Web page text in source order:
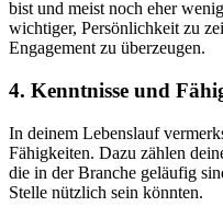
bist und meist noch eher
wichtiger, Persönlichkeit zu
Engagement zu überzeugen.
4. Kenntnisse und
In deinem Lebenslauf
Fähigkeiten. Dazu zählen
die in der Branche geläufig
Stelle nützlich sein könnten.